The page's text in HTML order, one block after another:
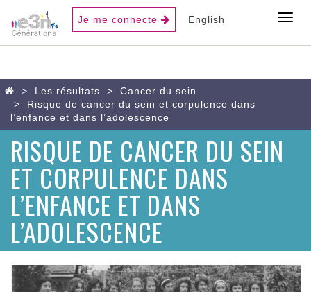
Aller
contenu
USER
ACCOUNT
MENU
Je me connecte English
HomeLes résultats
Cancer du sein
Risque de cancer du sein et corpulence dans
l’enfance et dans l’adolescence
RISQUE DE CANCER DU SEIN
ET CORPULENCE DANS
L’ENFANCE ET DANS
L’ADOLESCENCE